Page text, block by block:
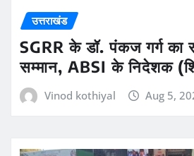
उत्तराखंड
SGRR के डॉ. पंकज गर्ग का
सम्मान, ABSI के निदेशक
Vinod kothiyal Aug 5,